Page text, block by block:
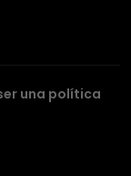
una política